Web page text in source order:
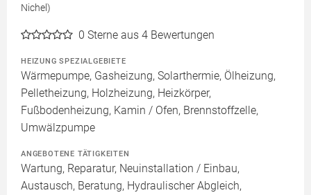
Nichel)
0 Sterne aus 4 Bewertungen
HEIZUNG SPEZIALGEBIETE
Wärmepumpe, Gasheizung, Solarthermie, Ölheizung,
Pelletheizung, Holzheizung, Heizkörper,
Fußbodenheizung, Kamin / Ofen, Brennstoffzelle,
Umwälzpumpe
ANGEBOTENE TÄTIGKEITEN
Wartung, Reparatur, Neuinstallation / Einbau,
Austausch, Beratung, Hydraulischer Abgleich,